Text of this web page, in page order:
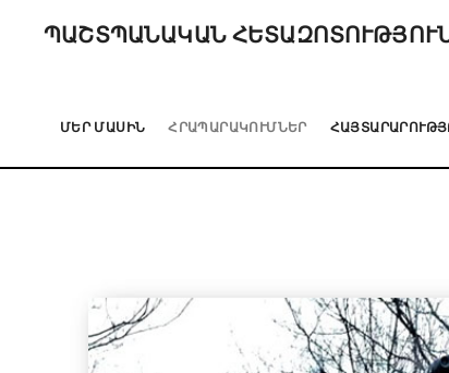
ՊԱՇՏՊԱՆԱԿԱՆ
ՄԵՐ ՄԱՍԻՆ ՀՐԱՊԱՐԱԿՈՒՄՆԵՐ